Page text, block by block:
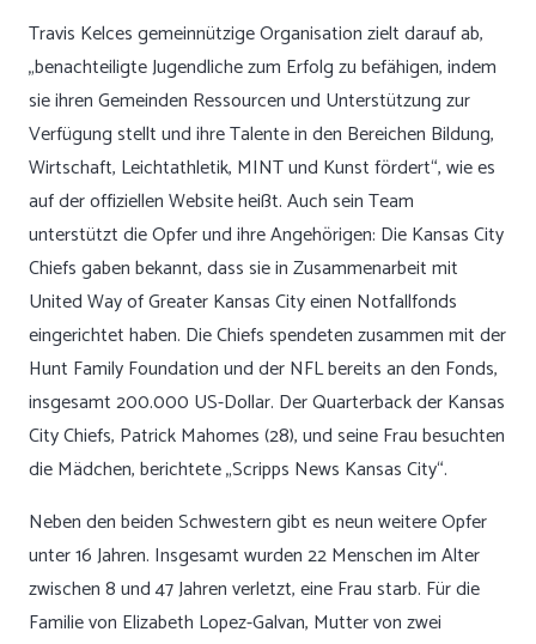
Travis Kelces gemeinnützige Organisation zielt darauf ab,
„benachteiligte Jugendliche zum Erfolg zu befähigen, indem
sie ihren Gemeinden Ressourcen und Unterstützung zur
Verfügung stellt und ihre Talente in den Bereichen Bildung,
Wirtschaft, Leichtathletik, MINT und Kunst fördert“, wie es
auf der offiziellen Website heißt. Auch sein Team
unterstützt die Opfer und ihre Angehörigen: Die Kansas City
Chiefs gaben bekannt, dass sie in Zusammenarbeit mit
United Way of Greater Kansas City einen Notfallfonds
eingerichtet haben. Die Chiefs spendeten zusammen mit der
Hunt Family Foundation und der NFL bereits an den Fonds,
insgesamt 200.000 US-Dollar. Der Quarterback der Kansas
City Chiefs, Patrick Mahomes (28), und seine Frau besuchten
die Mädchen, berichtete „Scripps News Kansas City“.
Neben den beiden Schwestern gibt es neun weitere Opfer
unter 16 Jahren. Insgesamt wurden 22 Menschen im Alter
zwischen 8 und 47 Jahren verletzt, eine Frau starb. Für die
Familie von Elizabeth Lopez-Galvan, Mutter von zwei